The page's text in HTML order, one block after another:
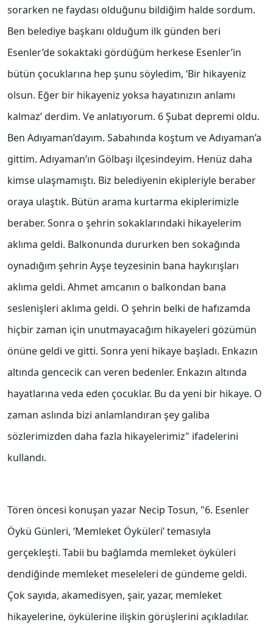
sorarken ne faydası olduğunu bildiğim halde sordum.
Ben belediye başkanı olduğum ilk günden beri
Esenler’de sokaktaki gördüğüm herkese Esenler’in
bütün çocuklarına hep şunu söyledim, ‘Bir hikayeniz
olsun. Eğer bir hikayeniz yoksa hayatınızın anlamı
kalmaz’ derdim. Ve anlatıyorum. 6 Şubat depremi oldu.
Ben Adıyaman’dayım. Sabahında koştum ve Adıyaman’a
gittim. Adıyaman’ın Gölbaşı ilçesindeyim. Henüz daha
kimse ulaşmamıştı. Biz belediyenin ekipleriyle beraber
oraya ulaştık. Bütün arama kurtarma ekiplerimizle
beraber. Sonra o şehrin sokaklarındaki hikayelerim
aklıma geldi. Balkonunda dururken ben sokağında
oynadığım şehrin Ayşe teyzesinin bana haykırışları
aklıma geldi. Ahmet amcanın o balkondan bana
seslenişleri aklıma geldi. O şehrin belki de hafızamda
hiçbir zaman için unutmayacağım hikayeleri gözümün
önüne geldi ve gitti. Sonra yeni hikaye başladı. Enkazın
altında gencecik can veren bedenler. Enkazın altında
hayatlarına veda eden çocuklar. Bu da yeni bir hikaye. O
zaman aslında bizi anlamlandıran şey galiba
sözlerimizden daha fazla hikayelerimiz" ifadelerini
kullandı.
Tören öncesi konuşan yazar Necip Tosun, "6. Esenler
Öykü Günleri, ‘Memleket Öyküleri’ temasıyla
gerçekleşti. Tabii bu bağlamda memleket öyküleri
dendiğinde memleket meseleleri de gündeme geldi.
Çok sayıda, akamedisyen, şair, yazar, memleket
hikayelerine, öykülerine ilişkin görüşlerini açıkladılar.